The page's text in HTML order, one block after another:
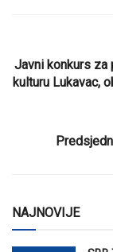
Javni konkurs za
kulturu Lukavac,
NAJNOVIJE